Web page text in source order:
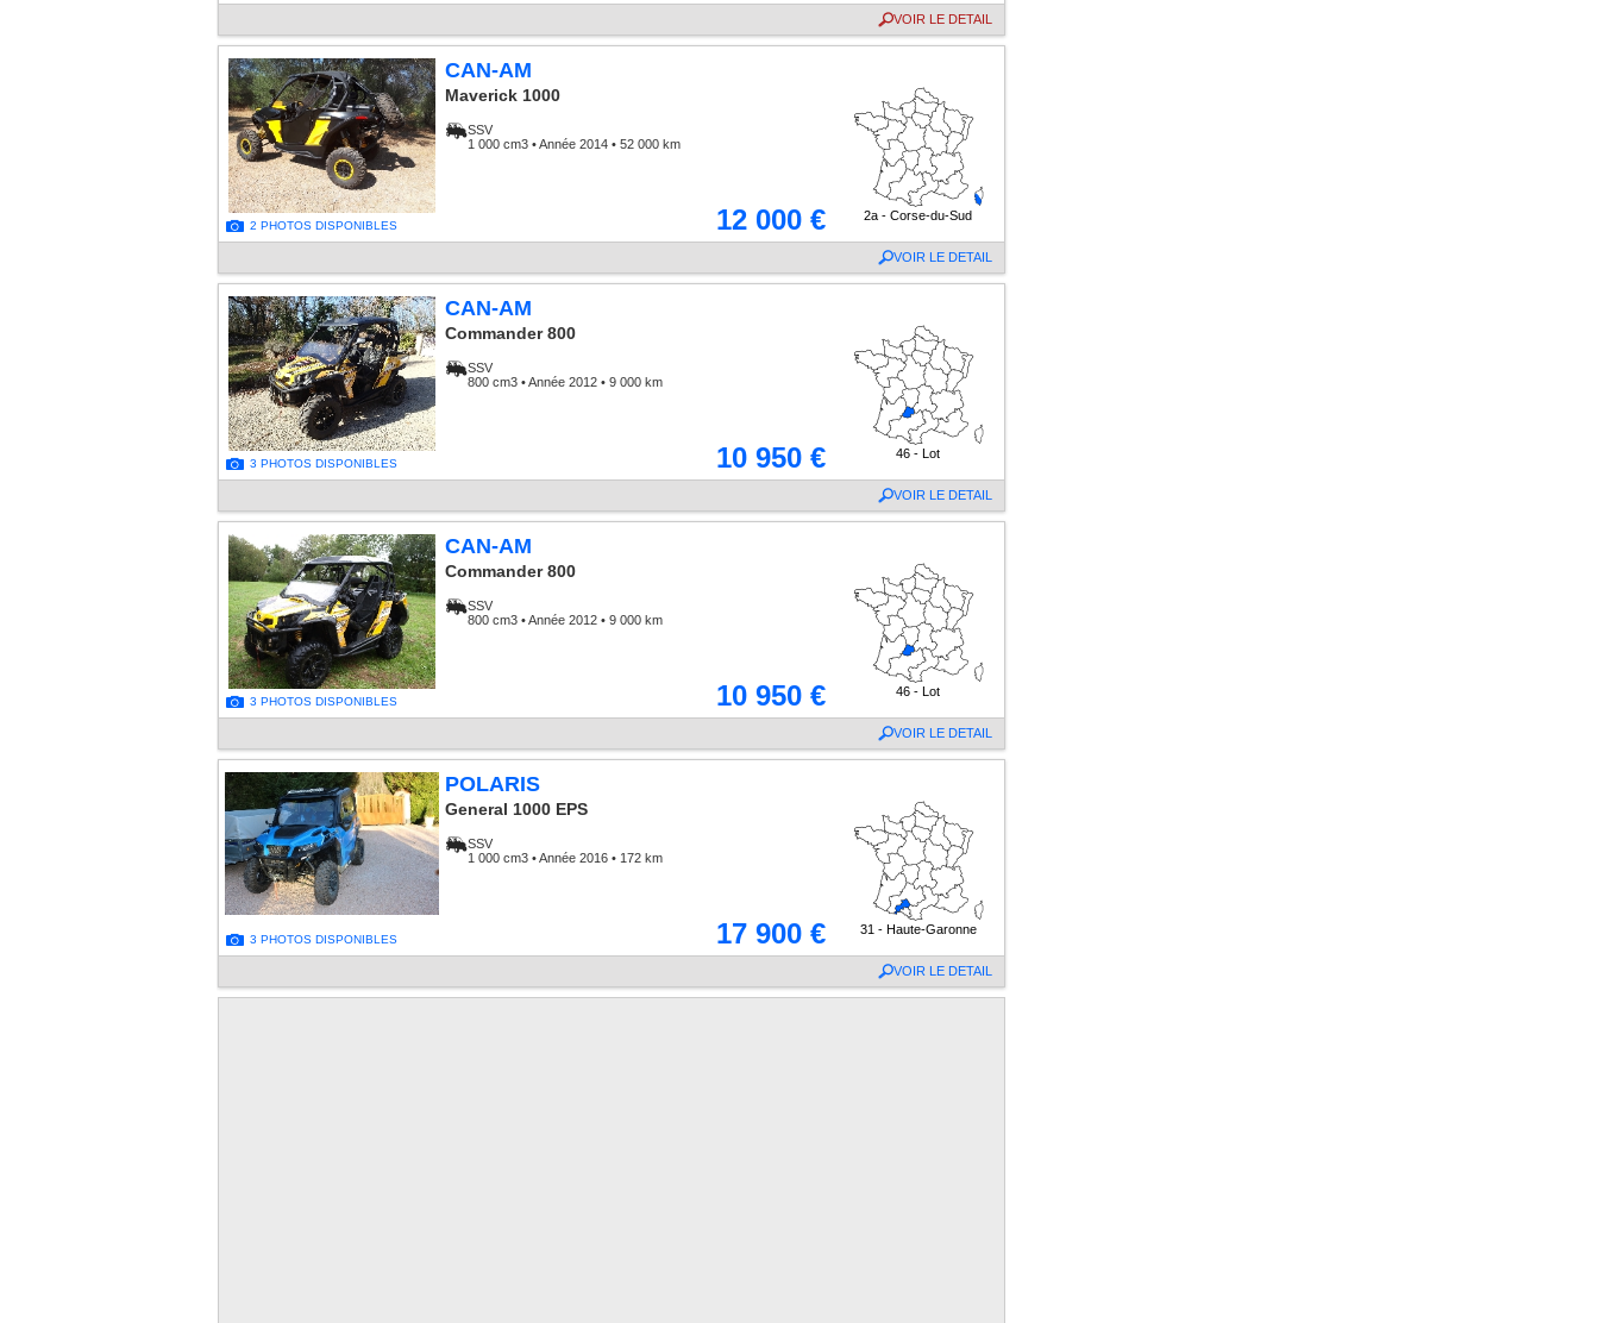
VOIR LE DETAIL
2 PHOTOS DISPONIBLES
CAN-AM
Maverick 1000
SSV
1 000 cm3 • Année 2014 • 52 000 km
12 000 € 2a - Corse-du-Sud
VOIR LE DETAIL
3 PHOTOS DISPONIBLES
CAN-AM
Commander 800
SSV
800 cm3 • Année 2012 • 9 000 km
10 950 € 46 - Lot
VOIR LE DETAIL
3 PHOTOS DISPONIBLES
CAN-AM
Commander 800
SSV
800 cm3 • Année 2012 • 9 000 km
10 950 € 46 - Lot
VOIR LE DETAIL
3 PHOTOS DISPONIBLES
POLARIS
General 1000 EPS
SSV
1 000 cm3 • Année 2016 • 172 km
17 900 € 31 - Haute-Garonne
VOIR LE DETAIL